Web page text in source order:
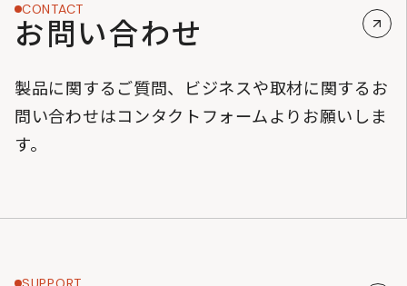
CONTACT
お問い合わせ
製品に関するご質問、ビジネスや取材に関するお
問い合わせはコンタクトフォームよりお願いしま
す。